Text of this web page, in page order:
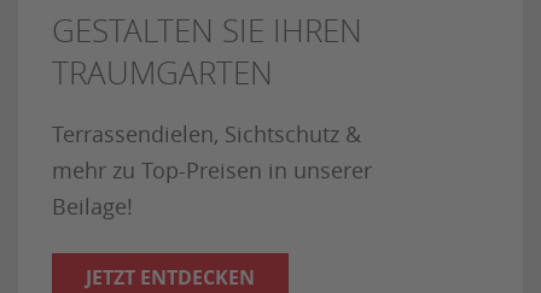
GESTALTEN SIE IHREN
TRAUMGARTEN
Terrassendielen, Sichtschutz &
mehr zu Top-Preisen in unserer
Beilage!
JETZT ENTDECKEN